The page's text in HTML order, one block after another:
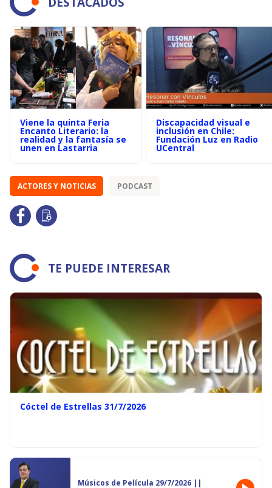
Viene la quinta Feria
Encanto Literario: la
realidad y la fantasía se
unen en Lastarria
Discapacidad visual e
inclusión en Chile:
Fundación Luz en Radio
UCentral
ACTORES Y NOTICIAS PODCAST
TE PUEDE INTERESAR
Cóctel de Estrellas 31/7/2026
Músicos de Película 29/7/2026 ||